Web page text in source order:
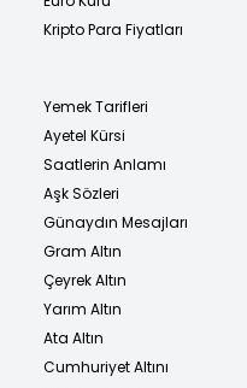
Kripto Para Fiyatları
Yemek Tarifleri
Ayetel Kürsi
Saatlerin Anlamı
Aşk Sözleri
Günaydın Mesajları
Gram Altın
Çeyrek Altın
Yarım Altın
Ata Altın
Cumhuriyet Altını